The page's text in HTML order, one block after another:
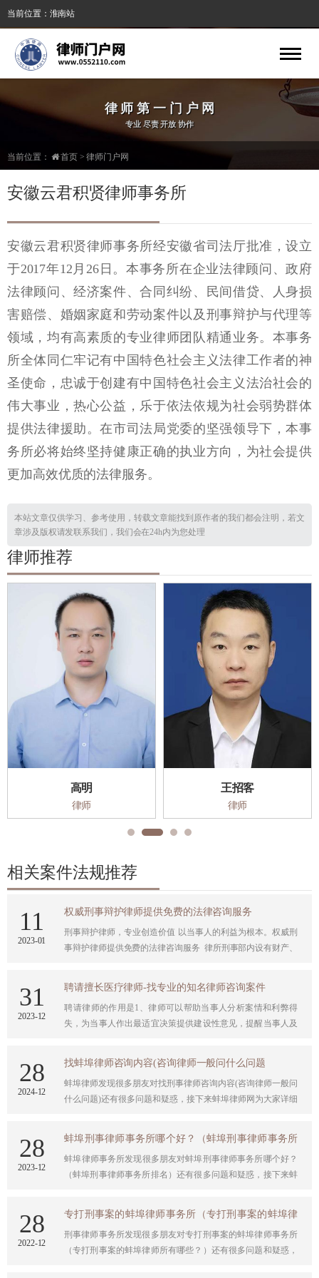
当前位置：淮南站
专业
法律服务免费网站|法律服务公益网站
律 师 第 一 门 户 网
专业 尽责 开放 协作
当前位置： 首页>律师门户网
安徽云君积贤律师事务所
安徽云君积贤律师事务所经安徽省司法厅批准，设立
于2017年12月26日。本事务所在企业法律顾问、政府
法律顾问、经济案件、合同纠纷、民间借贷、人身损
害赔偿、婚姻家庭和劳动案件以及刑事辩护与代理等
领域，均有高素质的专业律师团队精通业务。本事务
所全体同仁牢记有中国特色社会主义法律工作者的神
圣使命，忠诚于创建有中国特色社会主义法治社会的
伟大事业，热心公益，乐于依法依规为社会弱势群体
提供法律援助。在市司法局党委的坚强领导下，本事
务所必将始终坚持健康正确的执业方向，为社会提供
更加高效优质的法律服务。
本站文章仅供学习、参考使用，转载文章能找到原作者的我们都会注明，若文
章涉及版权请发联系我们，我们会在24h内为您处理
律师推荐
高明
律师
王招客
律师
相关案件法规推荐
11
2023-01
权威刑事辩护律师提供免费的法律咨询服务
刑事辩护律师，专业创造价值 以当事人的利益为根本。权威刑
事辩护律师提供免费的法律咨询服务​ 律所刑事部内设有财产、
维护客户权益。收费透明合理，绝无合同之外的任何费用！
31
2023-12
聘请擅长医疗律师-找专业的知名律师咨询案件
​聘请律师的作用是1、律师可以帮助当事人分析案情和利弊得
失，为当事人作出最适宜决策提供建设性意见，提醒当事人及
益的基础。3、律师熟悉诉讼程序、证据规则和法律法规，为当
事人 书写法律文书，亲自出庭参加诉讼，能最大限度的维护当
事 人的合法权益。
28
2024-12
找蚌埠律师咨询内容(咨询律师一般问什么问题
​蚌埠律师发现很多朋友对找刑事律师咨询内容(咨询律师一般问
什么问题)还有很多问题和疑惑，接下来蚌埠律师网为大家详细
28
2023-12
蚌埠刑事律师事务所哪个好？（蚌埠刑事律师事务所
排名）
​蚌埠律师事务所发现很多朋友对蚌埠刑事律师事务所哪个好？
（蚌埠刑事律师事务所排名）还有很多问题和疑惑，接下来蚌
28
2022-12
专打刑事案的蚌埠律师事务所（专打刑事案的蚌埠律
师所有哪些？）
刑事律师事务所发现很多朋友对专打刑事案的蚌埠律师事务所
（专打刑事案的蚌埠律师所有哪些？）还有很多问题和疑惑，